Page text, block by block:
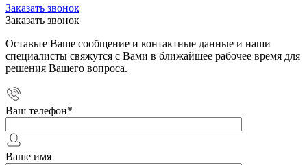
Заказать звонок
Заказать звонок
Оставьте Ваше сообщение и контактные данные и наши
специалисты свяжутся с Вами в ближайшее рабочее время для
решения Вашего вопроса.
Ваш телефон*
Ваше имя